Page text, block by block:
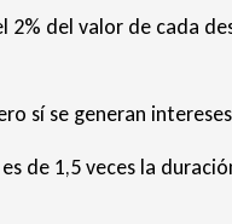
2% del valor de cada
sí se generan
de 1,5 veces la